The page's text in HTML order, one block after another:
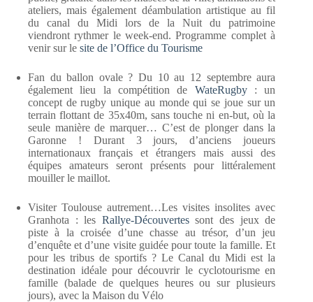
ateliers, mais également déambulation artistique au fil
du canal du Midi lors de la Nuit du patrimoine
viendront rythmer le week-end. Programme complet à
venir sur le site de l’Office du Tourisme
Fan du ballon ovale ? Du 10 au 12 septembre aura
également lieu la compétition de WateRugby: un
concept de rugby unique au monde qui se joue sur un
terrain flottant de 35x40m, sans touche ni en-but, où la
seule manière de marquer… C’est de plonger dans la
Garonne ! Durant 3 jours, d’anciens joueurs
internationaux français et étrangers mais aussi des
équipes amateurs seront présents pour littéralement
mouiller le maillot.
Visiter Toulouse autrement…Les visites insolites avec
Granhota : les Rallye-Découvertessont des jeux de
piste à la croisée d’une chasse au trésor, d’un jeu
d’enquête et d’une visite guidée pour toute la famille. Et
pour les tribus de sportifs ? Le Canal du Midi est la
destination idéale pour découvrir le cyclotourisme en
famille (balade de quelques heures ou sur plusieurs
jours), avec la Maison du Vélo